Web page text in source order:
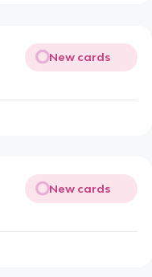
New cards
New cards